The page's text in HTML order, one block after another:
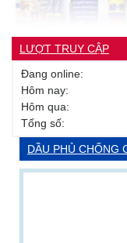
LƯỢT TRUY CẬP
Đang online:
Hôm nay:
Hôm qua:
Tống số:
DẦU PHỦ CHỐNG
COATING